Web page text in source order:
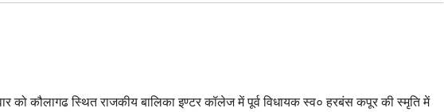
को कौलागढ स्थित राजकीय बालिका इण्टर कॉलेज में पूर्व विधायक स्व० हरबंस कपूर की स्मृति में